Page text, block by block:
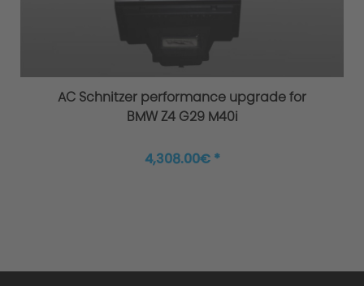
AC Schnitzer performance upgrade for
BMW Z4 G29 M40i
4,308.00€ *